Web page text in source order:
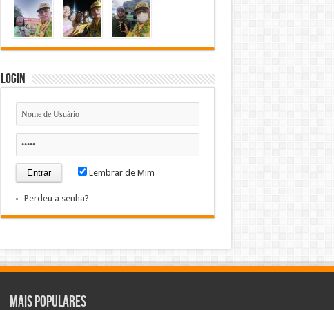
Login
Lembrar de Mim
Perdeu a senha?
Mais Populares